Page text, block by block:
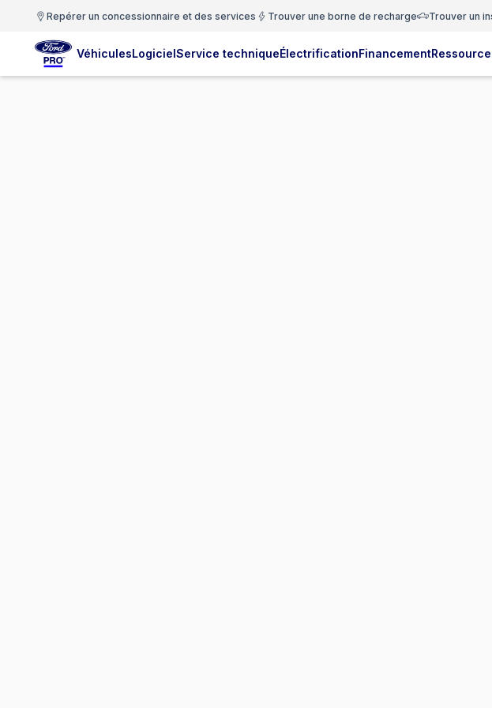
Repérer un concessionnaire et des services Trouver une borne de recharge Trouver un
VéhiculesLogicielService techniqueÉlectrificationFinancement